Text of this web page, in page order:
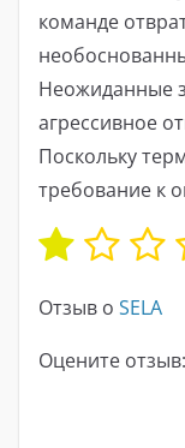
команде
Неожиданные
агрессивное
Поскольку
требование к
Отзыв о SELA
Оцените отзыв: